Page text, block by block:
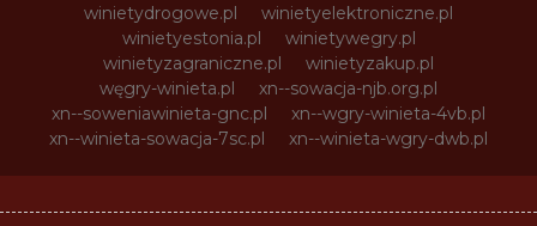
winietydrogowe.pl
winietyelektroniczne.pl
winietyestonia.pl
winietywegry.pl
winietyzagraniczne.pl
winietyzakup.pl
węgry-winieta.pl
xn--sowacja-njb.org.pl
xn--soweniawinieta-gnc.pl
xn--wgry-winieta-4vb.pl
xn--winieta-sowacja-7sc.pl
xn--winieta-wgry-dwb.pl